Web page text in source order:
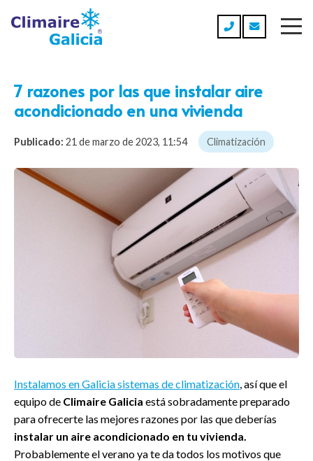
7 razones por las que instalar aire
acondicionado en una vivienda
Publicado: 21 de marzo de 2023, 11:54 Climatización
Instalamos en Galicia sistemas de climatización, así que el
equipo de Climaire Galicia está sobradamente preparado
para ofrecerte las mejores razones por las que deberías
instalar un aire acondicionado en tu vivienda.
Probablemente el verano ya te da todos los motivos que